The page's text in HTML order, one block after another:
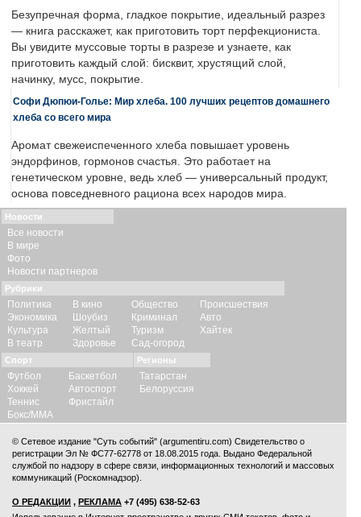
Безупречная форма, гладкое покрытие, идеальный разрез
— книга расскажет, как приготовить торт перфекциониста.
Вы увидите муссовые торты в разрезе и узнаете, как
приготовить каждый слой: бисквит, хрустящий слой,
начинку, мусс, покрытие.
Софи Дюпюи-Голье: Мир хлеба. 100 лучших рецептов домашнего
хлеба со всего мира
Аромат свежеиспеченного хлеба повышает уровень
эндорфинов, гормонов счастья. Это работает на
генетическом уровне, ведь хлеб — универсальный продукт,
основа повседневного рациона всех народов мира.
Новости
Все новости
В мире
Фото
Новости партнеров
Рубрики
Политика
Экономика
Культура
В театр
В кино
Шоубиз
Желтый
Здоровье
Общество
Криминал
Туризм
Сад-огород
Происшествия
Авто
Хайтек
Спорт
Футбол
Хоккей
Теннис
Бокс/ММА
Баскетбол
Автоспорт
Фристайл
Регионы
Татарстан
Белоруссия
© Сетевое издание "Суть событий" (argumentiru.com) Свидетельство о
регистрации Эл № ФС77-62778 от 18.08.2015 года. Выдано Федеральной
службой по надзору в сфере связи, информационных технологий и массовых
коммуникаций (Роскомнадзор).
О РЕДАКЦИИ , РЕКЛАМА +7 (495) 638-52-63